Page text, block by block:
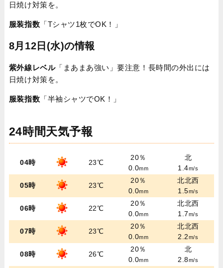
日焼け対策を。
服装指数 「Tシャツ1枚でOK！」
8月12日(水)の情報
紫外線レベル「まあまあ強い」要注意！長時間の外出には
日焼け対策を。
服装指数 「半袖シャツでOK！」
24時間天気予報
04時 23℃
20％
0.0mm
北
1.4m/s
05時 23℃
20％
0.0mm
北北西
1.5m/s
06時 22℃
20％
0.0mm
北北西
1.7m/s
07時 23℃
20％
0.0mm
北北西
2.2m/s
08時 26℃
20％
0.0mm
北
2.8m/s